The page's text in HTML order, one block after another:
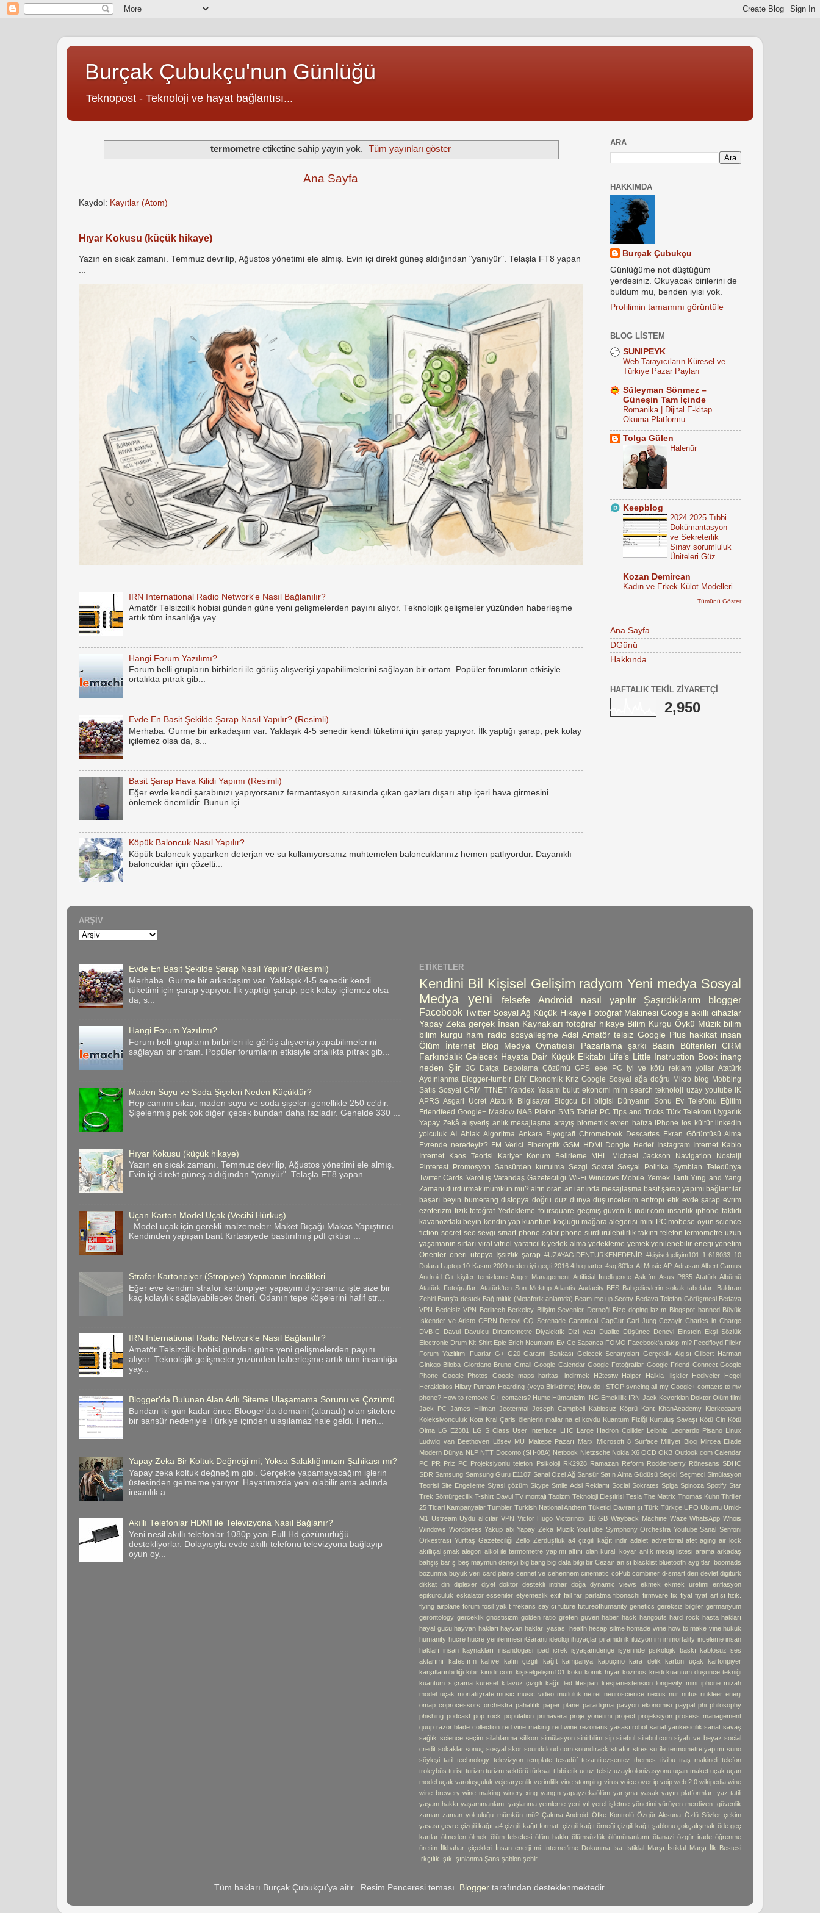
Burçak Çubukçu'nun Günlüğü
Teknopost - Teknoloji ve hayat bağlantısı...
termometreetiketine sahip yayın yok. Tüm yayınları göster
Ana Sayfa
Kaydol: Kayıtlar (Atom)
Hıyar Kokusu (küçük hikaye)
Yazın en sıcak zamanı. Temmuz devrilip, Ağustos yönetimi ele almış. Evin içi direkt güneş aldığından "yanıyür". Telaşla FT8 yapan
IRN International Radio Network'e Nasıl Bağlanılır?
Amatör Telsizcilik hobisi günden güne yeni gelişmelerden payını alıyor. Teknolojik gelişmeler yüzünden haberleşme
artık tüm insanlığa yay...
Hangi Forum Yazılımı?
Forum belli grupların birbirleri ile görüş alışverişi yapabilimelerini sağlayan bir ortam. Popüler forumların etkisiyle
ortalıkta pıtrak gib...
Evde En Basit Şekilde Şarap Nasıl Yapılır? (Resimli)
Merhaba. Gurme bir arkadaşım var. Yaklaşık 4-5 senedir kendi tüketimi için şarap yapıyor. İlk yaptığı şarap, pek kolay
içilemez olsa da, s...
Basit Şarap Hava Kilidi Yapımı (Resimli)
Eğer evde kendi şarabınızı yapıyorsanız fermantasyon sırasında çıkan gazları dışarı atıp içeri hava girmesini
önlemek önemlidir. Bunun içi...
Köpük Baloncuk Nasıl Yapılır?
Köpük baloncuk yaparken deterjan ve su kullanıyorsanız muhtemelen baloncuklarınız hemen patlıyordur. Dayanıklı
baloncuklar için çözelti...
ARA
HAKKIMDA
Burçak Çubukçu
Günlüğüme not düştüğüm
yerdesiniz. Okuyacak birilerini de
buldum mu, benden iyisi yok.
Profilimin tamamını görüntüle
BLOG LISTEM
SUNIPEYK
Web Tarayıcıların Küresel ve
Türkiye Pazar Payları
Süleyman Sönmez –
Güneşin Tam İçinde
Romanika | Dijital E-kitap
Okuma Platformu
Tolga Gülen
Halenür
Keepblog
2024 2025 Tıbbi
Dokümantasyon
ve Sekreterlik
Sınav sorumluluk
Üniteleri Güz
Kozan Demircan
Kadın ve Erkek Külot Modelleri
Tümünü Göster
Ana Sayfa
DGünü
Hakkında
HAFTALIK TEKIL ZIYARETÇI
2,950
ARŞIV
Evde En Basit Şekilde Şarap Nasıl Yapılır? (Resimli)
Merhaba. Gurme bir arkadaşım var. Yaklaşık 4-5 senedir kendi
tüketimi için şarap yapıyor. İlk yaptığı şarap, pek kolay içilemez olsa
da, s...
Hangi Forum Yazılımı?
Forum belli grupların birbirleri ile görüş alışverişi yapabilimelerini
sağlayan bir ortam. Popüler forumların etkisiyle ortalıkta pıtrak gib...
Maden Suyu ve Soda Şişeleri Neden Küçüktür?
Hep canımı sıkar, maden suyu ve soda şişeleri genellikle 250 cc'dir.
Şişelenmiş pek çok diğer içecek bundan daha fazladır. Genelde 330 ...
Hıyar Kokusu (küçük hikaye)
Yazın en sıcak zamanı. Temmuz devrilip, Ağustos yönetimi ele almış.
Evin içi direkt güneş aldığından "yanıyür". Telaşla FT8 yapan ...
Uçan Karton Model Uçak (Vecihi Hürkuş)
Model uçak için gerekli malzemeler: Maket Bıçağı Makas Yapıştırıcı
Kendinden yapışan bant Kırtasiyede bastırılmış pdf çıktısı ...
Strafor Kartonpiyer (Stropiyer) Yapmanın İncelikleri
Eğer eve kendim strafor kartonpiyer yapayım diyorsanız işte size bir
kaç kolaylık sağlayabilecek öneri. Odanın tepe köşelerini hafif str...
IRN International Radio Network'e Nasıl Bağlanılır?
Amatör Telsizcilik hobisi günden güne yeni gelişmelerden payını
alıyor. Teknolojik gelişmeler yüzünden haberleşme artık tüm insanlığa
yay...
Blogger'da Bulunan Alan Adlı Siteme Ulaşamama Sorunu ve Çözümü
Bundan iki gün kadar önce Blooger'da domaini (alanadı) olan sitelere
bir sansür nedeniyle Türkiye içinden ulaşılamaz hale geldi. Frien...
Yapay Zeka Bir Koltuk Değneği mi, Yoksa Salaklığımızın Şahikası mı?
Yapay zeka koltuk değneğim gibi. Gerçekte yapamayacağım işlerin
üstesinden gelmeme yarıyor. Hayatımızda yeni olabilir ama aslında
insanlık a...
Akıllı Telefonlar HDMI ile Televizyona Nasıl Bağlanır?
Yeni nesil akıllı telefonlar 1080p yani Full Hd çözünürlüğü
destekliyorlar. Dolayısıyla evde akıllı telefonu televizyona bağlayıp
oyun oy...
ETIKETLER
Kendini Bil Kişisel Gelişim radyom Yeni medya Sosyal
Medya
yeni felsefe Android nasıl yapılır Şaşırdıklarım
blogger
Facebook Twitter Sosyal Ağ Küçük Hikaye Fotoğraf Makinesi Google akıllı cihazlar
Yapay Zeka gerçek İnsan Kaynakları fotoğraf hikaye Bilim Kurgu Öykü Müzik bilim
bilim kurgu ham radio sosyalleşme Adsl Amatör telsiz Google Plus hakikat insan
Ölüm
İnternet Blog Medya Oynatıcısı Pazarlama şarkı Basın Bültenleri
CRM
Farkındalık Gelecek Hayata Dair Küçük Elkitabı Life’s Little Instruction Book inanç
neden
Şiir 3G Datça Depolama Çözümü GPS eee PC iyi ve kötü reklam yollar Atatürk
Aydınlanma Blogger-tumblr DIY Ekonomik Kriz Google Sosyal ağa doğru Mikro blog Mobbing
Satış Sosyal CRM TTNET Yandex Yaşam bulut ekonomi mim search teknoloji uzay youtube İK
APRS Asgari Ücret Ataturk Bilgisayar Blogcu Dil bilgisi Dünyanın Sonu Ev Telefonu Eğitim
Friendfeed Google+ Maslow NAS Platon SMS Tablet PC Tips and Tricks Türk Telekom Uygarlık
Yapay Zekâ alışveriş anlık mesajlaşma arayış biometrik evren hafıza iPhone ios kültür linkedIn
yolculuk AI Ahlak Algoritma Ankara Biyografi Chromebook Descartes Ekran Görüntüsü Alma
Evrende neredeyiz? FM Verici Fiberoptik GSM HDMI Dongle Hedef Instagram Internet Kablo
İnternet
Kaos Teorisi Kariyer Konum Belirleme MHL Michael Jackson Navigation
Nostalji
Pinterest Promosyon Sansürden kurtulma Sezgi Sokrat Sosyal Politika Symbian Teledünya
Twitter Cards Varoluş Vatandaş Gazeteciliği Wi-Fi Windows Mobile Yemek Tarifi Ying and Yang
Zamanı durdurmak mümkün mü? altın oran anı anında mesajlaşma basit şarap yapımı bağlantılar
başarı beyin bumerang distopya doğru düz dünya düşüncelerim entropi etik evde şarap evrim
ezoterizm fizik fotoğraf Yedekleme foursquare geçmiş güvenlik indir.com insanlık iphone taklidi
kavanozdaki beyin kendin yap kuantum koçluğu mağara alegorisi mini PC mobese oyun science
fiction secret seo sevgi smart phone solar phone sürdürülebilirlik takıntı telefon termometre uzun
yaşamanın sırları viral vitriol yaratıcılık yedek alma yedekleme yemek yenilenebilir enerji yönetim
Öneriler öneri ütopya İşsizlik şarap #UZAYAGİDENTURKENEDENİR #kişiselgelişim101 1-618033 10
Dolara Laptop 10 Kasım 2009 neden iyi geçti 2016 4th quarter 4sq 80'ler AI Music AP Adrasan Albert Camus
Android G+ kişiler temizleme Anger Management Artificial Intelligence Ask.fm Asus P835 Atatürk Albümü
Atatürk Fotoğrafları Atatürk'ten Son Mektup Atlantis Audacity BES Bahçelievlerin sokak tabelaları Baldıran
Zehiri Barış'a destek Bağımlılık (Metaforik anlamda) Beam me up Scotty Bedava Telefon Görüşmesi Bedava
VPN Bedelsiz VPN Beriltech Berkeley Bilişim Sevenler Derneği Bize doping lazım Blogspot banned Büyük
İskender ve Aristo CERN Deneyi CQ Serenade Canonical CapCut Carl Jung Cezayir Charles in Charge
DVB-C Davul Davulcu Dinamometre Diyalektik Dizi yazı Dualite Düşünce Deneyi Einstein Ekşi Sözlük
Electronic Drum Kit Shirt Epic Erich Neumann Ev-Ce Sapanca FOMO Facebook'a rakip mi? Feedfloyd Flickr
Forum Yazlılımı Fuarlar G+ G20 Garanti Bankası Gelecek Senaryoları Gerçeklik Algısı Gilbert Harman
Ginkgo Biloba Giordano Bruno Gmail Google Calendar Google Fotoğraflar Google Friend Connect Google
Phone Google Photos Google maps haritası indirmek H2testw Haiper Halkla İlişkiler Hediyeler
Hegel
Herakleitos Hilary Putnam Hoarding (veya Biriktirme) How do I STOP syncing all my Google+ contacts to my
phone? How to remove G+ contacts? Hume Hümanizim ING Emeklilik IRN Jack Kevorkian Doktor Ölüm filmi
Jack PC James Hillman Jeotermal Joseph Campbell Kablosuz Köprü Kant KhanAcademy Kierkegaard
Koleksiyonculuk Kota Kral Çarls ölenlerin mallarına el koydu Kuantum Fiziği Kurtuluş Savaşı Kötü Cin Kötü
Olma LG E2381 LG S Class User Interface LHC Large Hadron Collider Leibniz Leonardo Pisano Linux
Ludwig van Beethoven Lösev MU Maltepe Pazarı Marx Microsoft 8 Surface Milliyet Blog Mircea Eliade
Modern Dünya NLP NTT Docomo (SH-08A) Netbook Nietzsche Nokia X6 OCD OKB Outlook.com Calendar
PC PR Priz PC Projeksiyonlu telefon Psikoloji RK2928 Ramazan Reform Roddenberry Rönesans SDHC
SDR Samsung Samsung Guru E1107 Sanal Özel Ağ Sansür Satın Alma Güdüsü Seçici Seçmeci Simülasyon
Teorisi Site Engelleme Siyasi çözüm Skype Smile Adsl Reklamı Social Sokrates Spiga Spinoza Spotify Star
Trek Sömürgecilik T-shirt Davul TV montajı Taoizm Teknoloji Eleştirisi Tesla The Matrix Thomas Kuhn Thriller
25 Ticari Kampanyalar Tumbler Turkish National Anthem Tüketici Davranışı Türk Türkçe UFO Ubuntu Umid-
M1
Ustream Uydu alıcılar VPN Victor Hugo Victorinox 16 GB Wayback Machine Waze WhatsApp Whois
Windows Wordpress Yakup abi Yapay Zeka Müzik YouTube Symphony Orchestra Youtube Sanal Senfoni
Orkestrası Yurttaş Gazeteciliği Zello Zerdüştlük a4 çizgili kağıt indir adalet advertorial afet aging air lock
akıllıçalışmak alegori alkol ile termometre yapımı altını olan kuralı koyar anlık mesaj listesi arama arkadaş
bahşiş barış beş maymun deneyi big bang big data bilgi bir Cezair anısı blacklist bluetooth aygıtları boomads
bozunma büyük veri card plane cennet ve cehennem cinematic coPub combiner d-smart deri devlet digitürk
dikkat din diplexer diyet doktor destekli intihar doğa dynamic views ekmek ekmek üretimi enflasyon
epikürcülük eskalatör esseniler etyemezlik exif fail far parlatma fibonachi firmware fix fiyat fiyat artışı fizik.
flying airplane forum fosil yakıt frekans sayıcı future futureofhumanity genetics gereksiz bilgiler germanyum
gerontology gerçeklik gnostisizm golden ratio grefen güven haber hack hangouts hard rock hasta hakları
hayal gücü hayvan hakları hayvan hakları yasası health hesap silme homade wine how to make vine hukuk
humanity hücre hücre yenilenmesi iGaranti ideoloji ihtiyaçlar piramidi ik iluzyon im immortality inceleme insan
hakları insan kaynakları insandogasi ipad içrek işyaşamdenge işyerinde psikolojik baskı kablosuz ses
aktarımı
kafesfırın kahve kalın çizgili kağıt kampanya kapuçino kara delik karton uçak
kartonpiyer
karşıtlarınbirliği kibir kimdir.com kişiselgelişim101 koku komik hıyar kozmos kredi kuantum düşünce tekniği
kuantum sıçrama küresel kılavuz çizgili kağıt led lifespan lifespanextension longevity mini iphone mizah
model uçak mortalityrate music music video mutluluk nefret neuroscience nexus nur nüfus nükleer enerji
omap coprocessors orchestra pahalılık paper plane paradigma pavyon ekonomisi paypal phi philosophy
phishing podcast pop rock population primavera proje yönetimi project projeksiyon prosess management
quup razor blade collection red vine making red wine rezonans yasası robot sanal yankesicilik sanat savaş
sağlık science seçim silahlanma silikon simülasyon sinirbilim sip sitebul sitebul.com siyah ve beyaz social
credit sokaklar sonuç sosyal skor soundcloud.com soundtrack strafor stres su ile termometre yapımı suno
söyleşi tatil technology televizyon template tesadüf tezantitezsentez themes tivibu traş makineli telefon
troleybüs turist turizm turizm sektörü türksat tıbbi etik ucuz telsiz uzaykolonizasyonu uçan maket uçak uçan
model uçak varoluşçuluk vejetaryenlik verimlilik vine stomping virus voice over ip voip web 2.0 wikipedia wine
wine brewery wine making winery xing yangın yapayzekaölüm yarışma yasak yayın platformları yaz tatili
yaşam hakkı yaşamınanlamı yaşlanma yemleme yeni yıl yerel işletme yönetimi yürüyen merdiven. güvenlik
zaman zaman yolculuğu mümkün mü? Çakma Android Öfke Kontrolü Özgür Aksuna Özlü Sözler çekim
yasası çevre çizgili kağıt a4 çizgili kağıt formatı çizgili kağıt örneği çizgili kağıt şablonu çokçalışmak öde geç
kartlar ölmeden ölmek ölüm felsefesi ölüm hakkı ölümsüzlük ölümünanlamı ötanazi özgür irade öğrenme
üretim İlkbahar çiçekleri İnsan enerji mi İnternet'ime Dokunma İsa İstiklal Marşı İstiklal Marşı İlk Bestesi
ırkçılık ışık ışınlanma Şans şablon şehir
Tüm hakları Burçak Çubukçu'ya aitir.. Resim Penceresi teması. Bloggertarafından desteklenmektedir.